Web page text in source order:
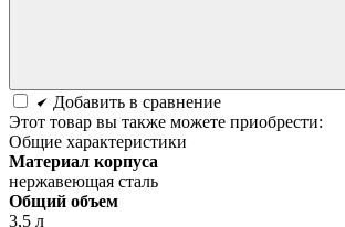
Добавить в сравнение
Этот товар вы также можете приобрести:
Общие характеристики
Материал корпуса
нержавеющая сталь
Общий объем
3,5 л